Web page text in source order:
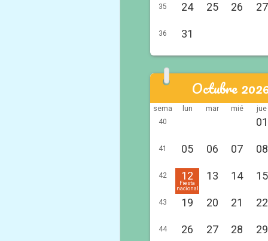
35 24 25 26 27
36 31
Octubre
sema lun mar mié
jue
40
01
41 05 06 07 08
42 12
Fiesta
nacional
13 14 15
43 19 20 21 22
44 26 27 28 29